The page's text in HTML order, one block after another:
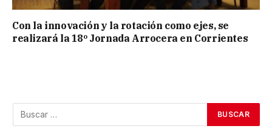
Con la innovación y la rotación como ejes, se
realizará la 18º Jornada Arrocera en Corrientes